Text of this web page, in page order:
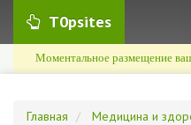
T0psites
Моментальное размещение
Главная
Медицина и